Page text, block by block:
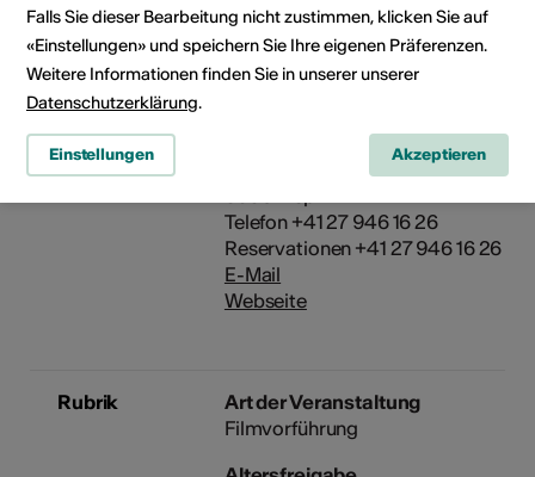
rollstuhlgängig
Details zur baulichen
Zugänglichkeit
Veranstalter
Napoleonstrasse 9A
Telefon +41 27 946 16 26
Reservationen +41 27 946 16 26
E-Mail
Webseite
Rubrik
Art der Veranstaltung
Filmvorführung
Falls Sie dieser Bearbeitung nicht zustimmen, klicken Sie auf
«Einstellungen» und speichern Sie Ihre eigenen Präferenzen.
Weitere Informationen finden Sie in unserer unserer
Datenschutzerklärung.
Einstellungen Akzeptieren